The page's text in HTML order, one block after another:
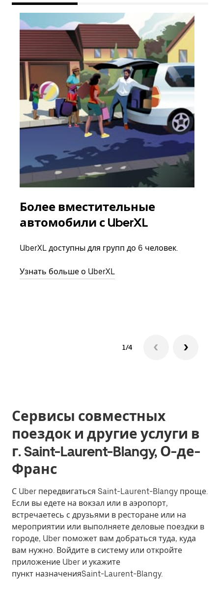
Более вместительные
автомобили с UberXL
UberXL доступны для групп до 6 человек.
Узнать больше о UberXL
1/4
Сервисы совместных
поездок и другие услуги в
г. Saint-Laurent-Blangy, О-де-
Франс
С Uber передвигаться Saint-Laurent-Blangy проще.
Если вы едете на вокзал или в аэропорт,
встречаетесь с друзьями в ресторане или на
мероприятии или выполняете деловые поездки в
городе, Uber поможет вам добраться туда, куда
вам нужно. Войдите в систему или откройте
приложение Uber и укажите
пункт назначенияSaint-Laurent-Blangy.